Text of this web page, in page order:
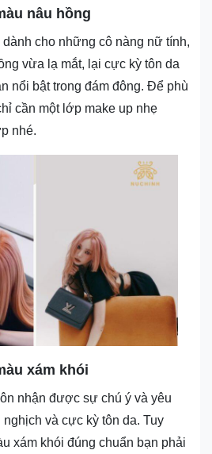
nâu hồng
dành cho những cô nàng nữ tính,
vừa lạ mắt, lại cực kỳ tôn da
nổi bật trong đám đông. Để phù
cần một lớp make up nhẹ
nhé.
xám khói
nhận được sự chú ý và yêu
và cực kỳ tôn da. Tuy
xám khói đúng chuẩn bạn phải